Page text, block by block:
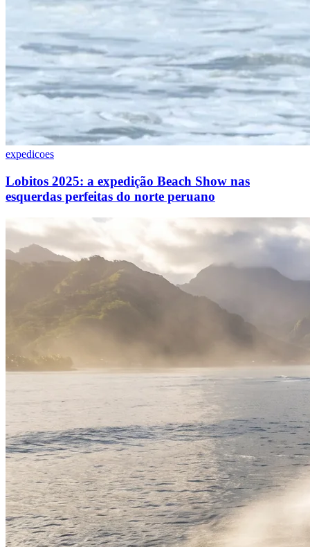
expedicoes
Lobitos 2025: a expedição Beach Show nas
esquerdas perfeitas do norte peruano